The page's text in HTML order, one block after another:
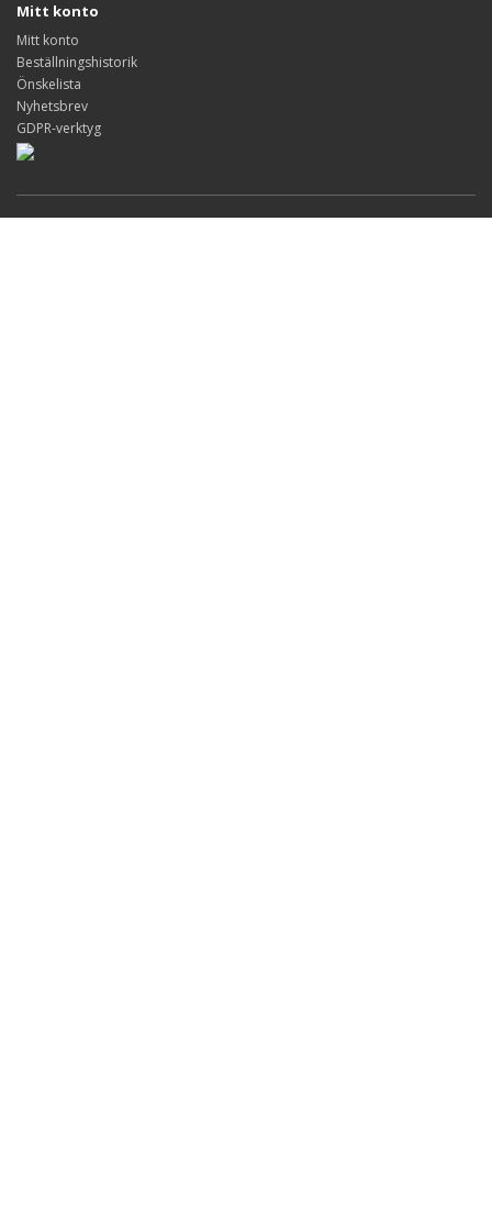
Mitt konto
Mitt konto
Beställningshistorik
Önskelista
Nyhetsbrev
GDPR-verktyg